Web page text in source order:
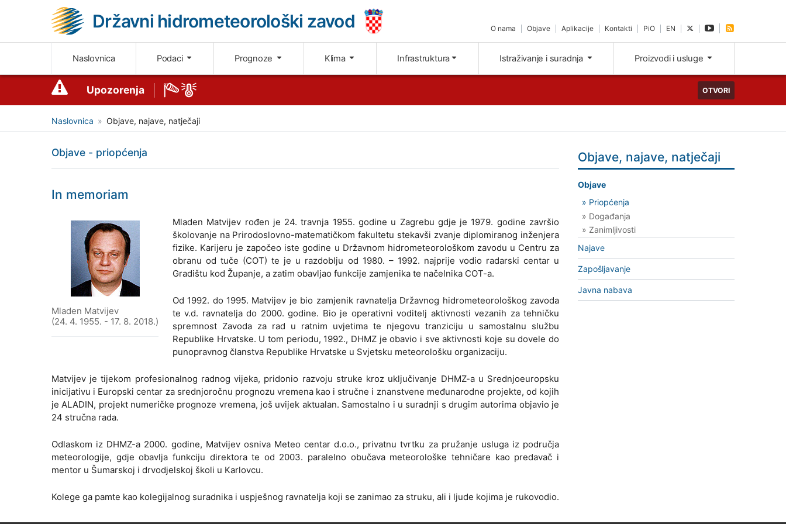
Državni hidrometeorološki zavod O nama Objave Aplikacije Kontakti PiO EN
Naslovnica Podaci Prognoze Klima Infrastruktura Istraživanje i suradnja Proizvodi i usluge
Upozorenja OTVORI
Naslovnica Objave, najave, natječaji
Objave - priopćenja
In memoriam
Mladen Matvijev
(24. 4. 1955. - 17. 8. 2018.)
Mladen Matvijev rođen je 24. travnja 1955. godine u Zagrebu gdje je 1979. godine završio
školovanje na Prirodoslovno-matematičkom fakultetu stekavši zvanje diplomiranog inženjera
fizike. Karijeru je započeo iste godine u Državnom hidrometeorološkom zavodu u Centru za
obranu od tuče (COT) te je u razdoblju od 1980. – 1992. najprije vodio radarski centar u
Gradištu kod Županje, a zatim obavljao funkcije zamjenika te načelnika COT-a.
Od 1992. do 1995. Matvijev je bio zamjenik ravnatelja Državnog hidrometeorološkog zavoda
te v.d. ravnatelja do 2000. godine. Bio je operativni voditelj aktivnosti vezanih za tehničku
spremnost Zavoda za rad u ratnim uvjetima te njegovu tranziciju u samostalnu službu
Republike Hrvatske. U tom periodu, 1992., DHMZ je obavio i sve aktivnosti koje su dovele do
punopravnog članstva Republike Hrvatske u Svjetsku meteorološku organizaciju.
Matvijev je tijekom profesionalnog radnog vijeka, pridonio razvoju struke kroz uključivanje DHMZ-a u Srednjoeuropsku
inicijativu i Europski centar za srednjoročnu prognozu vremena kao i stručne i znanstvene međunarodne projekte, od kojih
je ALADIN, projekt numeričke prognoze vremena, još uvijek aktualan. Samostalno i u suradnji s drugim autorima objavio je
24 stručna rada.
Odlaskom iz DHMZ-a 2000. godine, Matvijev osniva Meteo centar d.o.o., privatnu tvrtku za pružanje usluga iz područja
meteorologije, gdje obavlja funkciju direktora te od 2003. paralelno obučava meteorološke tehničare kao predavač i
mentor u Šumarskoj i drvodjelskoj školi u Karlovcu.
Kolege ga pamte kao kolegijalnog suradnika i uspješnog ravnatelja koji se zanimao za struku, ali i ljude kojima je rukovodio.
Objave, najave, natječaji
Objave
» Priopćenja
» Događanja
» Zanimljivosti
Najave
Zapošljavanje
Javna nabava